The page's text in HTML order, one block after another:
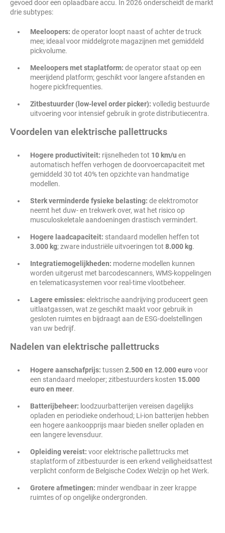
gevoed door een oplaadbare accu. In 2026 onderscheidt de markt
drie subtypes:
Meeloopers: de operator loopt naast of achter de truck
mee; ideaal voor middelgrote magazijnen met gemiddeld
pickvolume.
Meeloopers met staplatform: de operator staat op een
meerijdend platform; geschikt voor langere afstanden en
hogere pickfrequenties.
Zitbestuurder (low-level order picker): volledig bestuurde
uitvoering voor intensief gebruik in grote distributiecentra.
Voordelen van elektrische pallettrucks
Hogere productiviteit: rijsnelheden tot 10 km/u en
automatisch heffen verhogen de doorvoercapaciteit met
gemiddeld 30 tot 40% ten opzichte van handmatige
modellen.
Sterk verminderde fysieke belasting: de elektromotor
neemt het duw- en trekwerk over, wat het risico op
musculoskeletale aandoeningen drastisch vermindert.
Hogere laadcapaciteit: standaard modellen heffen tot
3.000 kg; zware industriële uitvoeringen tot 8.000 kg.
Integratiemogelijkheden: moderne modellen kunnen
worden uitgerust met barcodescanners, WMS-koppelingen
en telematicasystemen voor real-time vlootbeheer.
Lagere emissies: elektrische aandrijving produceert geen
uitlaatgassen, wat ze geschikt maakt voor gebruik in
gesloten ruimtes en bijdraagt aan de ESG-doelstellingen
van uw bedrijf.
Nadelen van elektrische pallettrucks
Hogere aanschafprijs: tussen 2.500 en 12.000 eurovoor
een standaard meeloper; zitbestuurders kosten 15.000
euro en meer.
Batterijbeheer: loodzuurbatterijen vereisen dagelijks
opladen en periodieke onderhoud; Li-ion batterijen hebben
een hogere aankoopprijs maar bieden sneller opladen en
een langere levensduur.
Opleiding vereist: voor elektrische pallettrucks met
staplatform of zitbestuurder is een erkend veiligheidsattest
verplicht conform de Belgische Codex Welzijn op het Werk.
Grotere afmetingen: minder wendbaar in zeer krappe
ruimtes of op ongelijke ondergronden.